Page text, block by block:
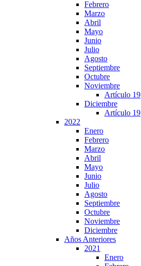
Febrero
Marzo
Abril
Mayo
Junio
Julio
Agosto
Septiembre
Octubre
Noviembre
Artículo 19
Diciembre
Artículo 19
2022
Enero
Febrero
Marzo
Abril
Mayo
Junio
Julio
Agosto
Septiembre
Octubre
Noviembre
Diciembre
Años Anteriores
2021
Enero